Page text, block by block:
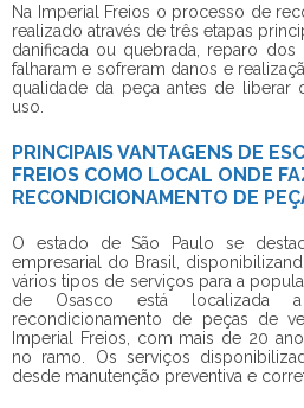
Na Imperial Freios o processo de
realizado através de três etapas
danificada ou quebrada, reparo
falharam e sofreram danos e
qualidade da peça antes de liberar
uso.
PRINCIPAIS VANTAGENS DE
FREIOS COMO LOCAL ONDE
RECONDICIONAMENTO DE
O estado de São Paulo se
empresarial do Brasil,
vários tipos de serviços para a
de Osasco está localizada
recondicionamento de peças de
Imperial Freios, com mais de 20
no ramo. Os serviços
desde manutenção preventiva e